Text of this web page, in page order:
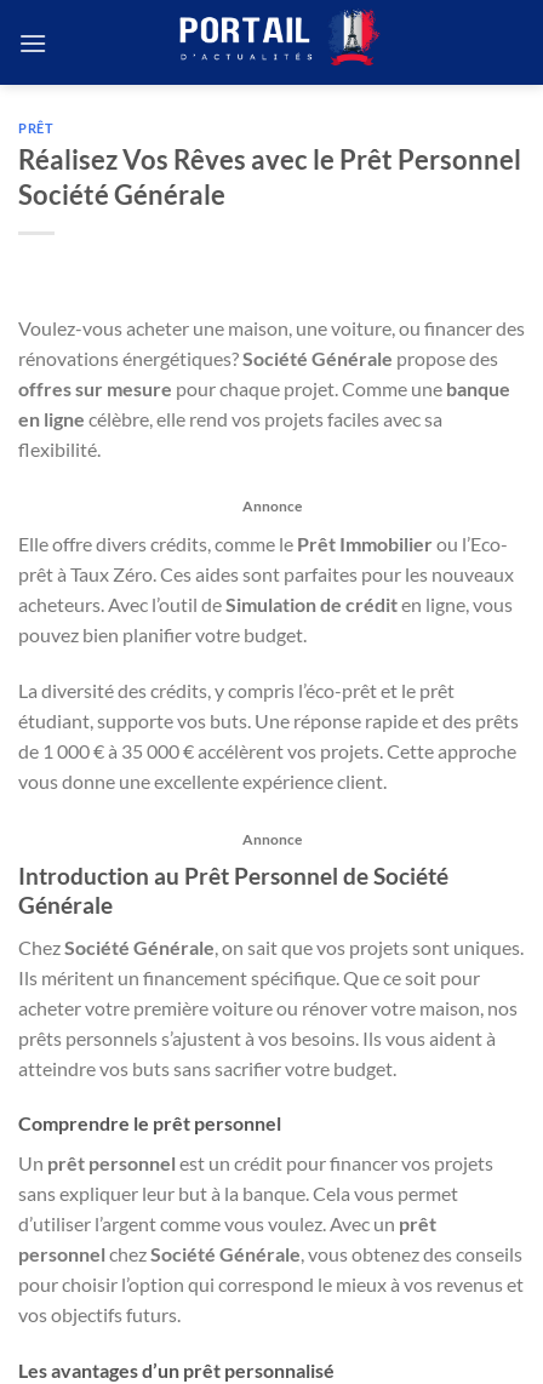
PRÊT
Réalisez Vos Rêves avec le Prêt Personnel
Société Générale
Voulez-vous acheter une maison, une voiture, ou financer des
rénovations énergétiques?Société Générale propose des
offres sur mesure pour chaque projet. Comme une banque
en ligne célèbre, elle rend vos projets faciles avec sa
flexibilité.
Annonce
Elle offre divers crédits, comme le Prêt Immobilier ou l’Eco-
prêt à Taux Zéro. Ces aides sont parfaites pour les nouveaux
acheteurs. Avec l’outil deSimulation de créditen ligne, vous
pouvez bien planifier votre budget.
La diversité des crédits, y compris l’éco-prêt et le prêt
étudiant, supporte vos buts. Une réponse rapide et des prêts
de 1 000 € à 35 000 € accélèrent vos projets. Cette approche
vous donne une excellente expérience client.
Annonce
Introduction au Prêt Personnel de Société
Générale
ChezSociété Générale , on sait que vos projets sont uniques.
Ils méritent un financement spécifique. Que ce soit pour
acheter votre première voiture ou rénover votre maison, nos
prêts personnels s’ajustent à vos besoins. Ils vous aident à
atteindre vos buts sans sacrifier votre budget.
Comprendre le prêt personnel
Un prêt personnel est un crédit pour financer vos projets
sans expliquer leur but à la banque. Cela vous permet
d’utiliser l’argent comme vous voulez. Avec un prêt
personnel chezSociété Générale, vous obtenez des conseils
pour choisir l’option qui correspond le mieux à vos revenus et
vos objectifs futurs.
Les avantages d’un prêt personnalisé